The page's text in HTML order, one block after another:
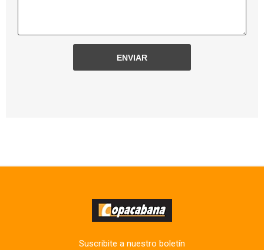
Suscribite a nuestro boletín